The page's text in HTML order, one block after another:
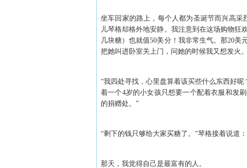
坐车回家的路上，每个人都为圣诞节而兴高
儿琴格却格外地安静。我注意到在这场购物狂
几块糖）也就值50美分！我非常生气。那20
把她叫进卧室关上门，问她的时候我又想发火
“我四处寻找，心里盘算着该买些什么东西好
着一个4岁的小女孩只想要一个配着衣服和发
的捐赠处。”
“剩下的钱只够给大家买糖了。”琴格接着说道
那天，我觉得自己是最富有的人。